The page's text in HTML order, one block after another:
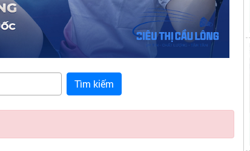
Tìm kiếm